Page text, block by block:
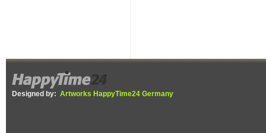
Designed by: Artworks HappyTime24 Germany